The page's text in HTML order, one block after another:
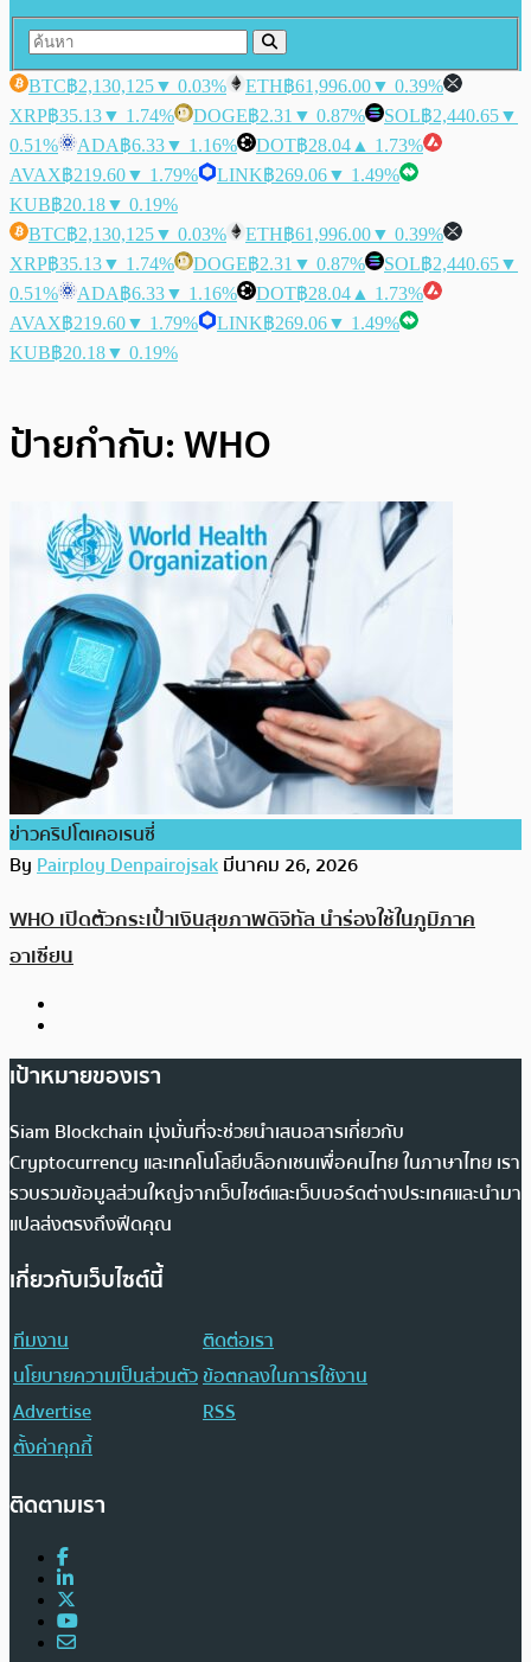
BTC฿2,130,125▼ 0.03% ETH฿61,996.00▼ 0.39%
XRP฿35.13▼ 1.74% DOGE฿2.31 ▼ 0.87% SOL฿2,440.65▼
0.51%
ADA฿6.33▼ 1.16% DOT฿28.04 ▲ 1.73%
AVAX฿219.60▼ 1.79% LINK฿269.06▼ 1.49%
KUB฿20.18▼ 0.19%
BTC฿2,130,125▼ 0.03% ETH฿61,996.00▼ 0.39%
XRP฿35.13▼ 1.74% DOGE฿2.31 ▼ 0.87% SOL฿2,440.65▼
0.51%
ADA฿6.33▼ 1.16% DOT฿28.04 ▲ 1.73%
AVAX฿219.60▼ 1.79% LINK฿269.06▼ 1.49%
KUB฿20.18▼ 0.19%
ป้ายกำกับ:WHO
ข่าวคริปโตเคอเรนซี่
ByPairploy Denpairojsakมีนาคม 26, 2026
WHO เปิดตัวกระเป๋าเงินสุขภาพดิจิทัล นำร่องใช้ในภูมิภาค
อาเซียน
เป้าหมายของเรา
Siam Blockchain มุ่งมั่นที่จะช่วยนำเสนอสารเกี่ยวกับ
Cryptocurrency และเทคโนโลยีบล็อกเชนเพื่อคนไทย ในภาษาไทย เรา
รวบรวมข้อมูลส่วนใหญ่จากเว็บไซต์และเว็บบอร์ดต่างประเทศและนำมา
แปลส่งตรงถึงฟีดคุณ
เกี่ยวกับเว็บไซต์นี้
ทีมงาน
ติดต่อเรา
นโยบายความเป็นส่วนตัวข้อตกลงในการใช้งาน
Advertise
RSS
ตั้งค่าคุกกี้
ติดตามเรา